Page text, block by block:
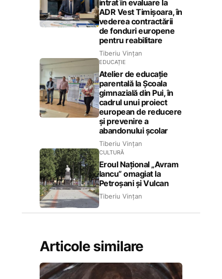
intrat în evaluare la
ADR Vest Timișoara, în
vederea contractării
de fonduri europene
pentru reabilitare
Tiberiu Vințan
EDUCAȚIE
Atelier de educație
parentală la Școala
gimnazială din Pui, în
cadrul unui proiect
european de reducere
și prevenire a
abandonului școlar
Tiberiu Vințan
CULTURĂ
Eroul Național „Avram
Iancu” omagiat la
Petroșani și Vulcan
Tiberiu Vințan
Articole similare